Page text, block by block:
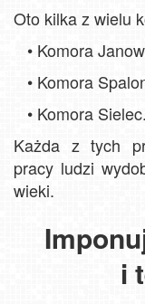
Oto kilka z wielu
• Komora
• Komora
• Komora Sielec.
Każda z tych
pracy ludzi
wieki.
i